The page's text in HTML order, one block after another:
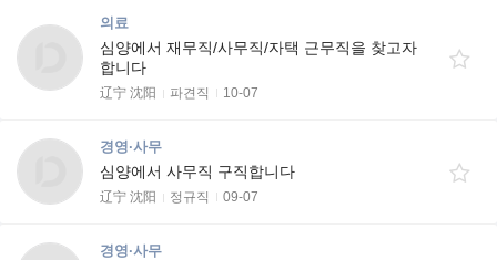
의료
심양에서 재무직/사무직/자택 근무직을 찾고자
합니다
辽宁 沈阳 파견직 10-07
경영·사무
심양에서 사무직 구직합니다
辽宁 沈阳 정규직 09-07
경영·사무